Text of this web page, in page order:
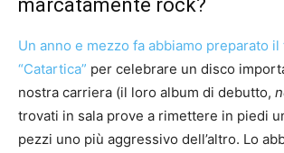
marcatamente rock?
Un anno e mezzo fa abbiamo preparato il
“Catartica” per celebrare un disco
nostra carriera (il loro album di debutto,
trovati in sala prove a rimettere in piedi
pezzi uno più aggressivo dell’altro. Lo